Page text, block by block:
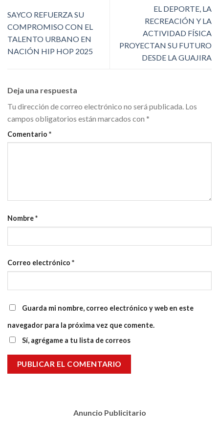
SAYCO REFUERZA SU
COMPROMISO CON EL
TALENTO URBANO EN
NACIÓN HIP HOP 2025
EL DEPORTE, LA
RECREACIÓN Y LA
ACTIVIDAD FÍSICA
PROYECTAN SU FUTURO
DESDE LA GUAJIRA
Deja una respuesta
Tu dirección de correo electrónico no será publicada. Los
campos obligatorios están marcados con *
Comentario *
Nombre*
Correo electrónico *
Guarda mi nombre, correo electrónico y web en este
navegador para la próxima vez que comente.
Sí, agrégame a tu lista de correos
Anuncio Publicitario